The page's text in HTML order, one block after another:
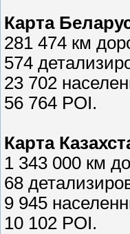
Карта
281 474 км
574
23 702
56 764 POI.
Карта
1 343 000 км
68
9 945
10 102 POI.